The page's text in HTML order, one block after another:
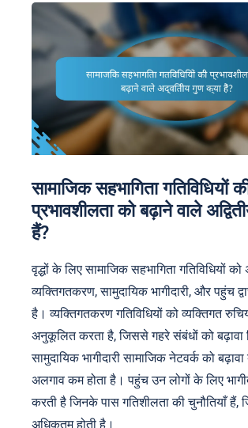
सामाजिक सहभागिता गतिविधियों
प्रभावशीलता को बढ़ाने वाले
हैं?
वृद्धों के लिए सामाजिक सहभागिता गतिविधियों
व्यक्तिगतकरण, सामुदायिक भागीदारी, और पहुंच
है। व्यक्तिगतकरण गतिविधियों को व्यक्तिगत
अनुकूलित करता है, जिससे गहरे संबंधों को बढ़ावा
सामुदायिक भागीदारी सामाजिक नेटवर्क को
अलगाव कम होता है। पहुंच उन लोगों के लिए
करती है जिनके पास गतिशीलता की चुनौतियाँ हैं,
अधिकतम होती है।